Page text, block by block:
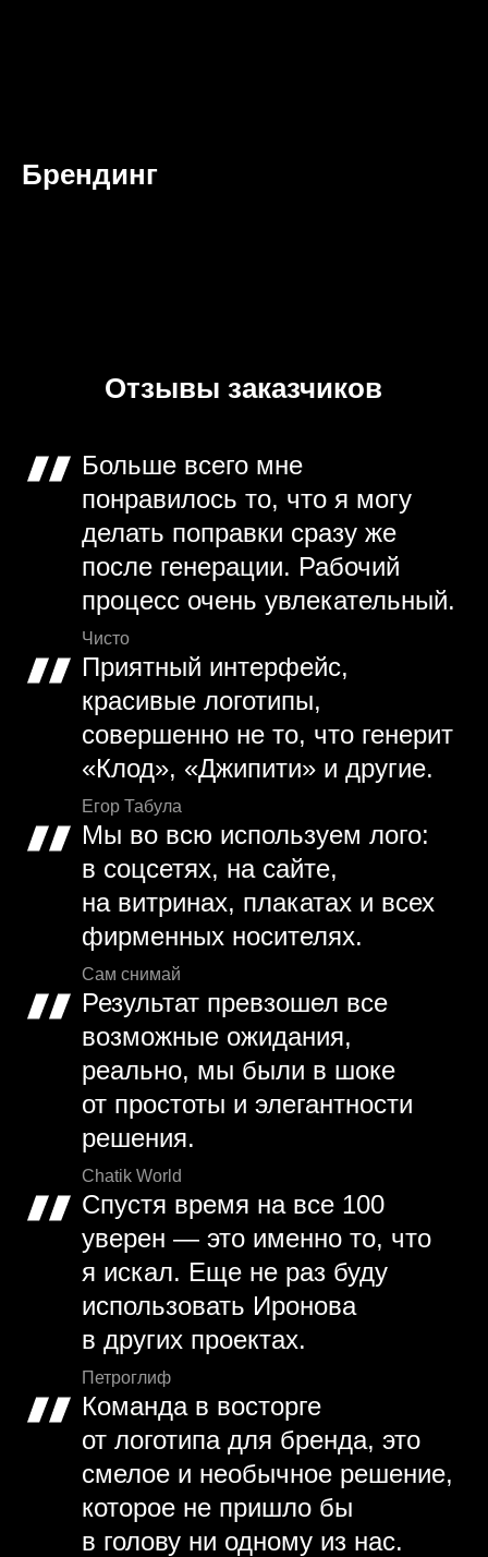
Брендинг
Отзывы заказчиков
Больше всего мне
понравилось то, что я могу
делать поправки сразу же
после генерации. Рабочий
процесс очень увлекательный.
Чисто
Приятный интерфейс,
красивые логотипы,
совершенно не то, что генерит
«Клод», «Джипити» и другие.
Егор Табула
Мы во всю используем лого:
в соцсетях, на сайте,
на витринах, плакатах и всех
фирменных носителях.
Сам снимай
Результат превзошел все
возможные ожидания,
реально, мы были в шоке
от простоты и элегантности
решения.
Chatik World
Спустя время на все 100
уверен — это именно то, что
я искал. Еще не раз буду
использовать Иронова
в других проектах.
Петроглиф
Команда в восторге
от логотипа для бренда, это
смелое и необычное решение,
которое не пришло бы
в голову ни одному из нас.